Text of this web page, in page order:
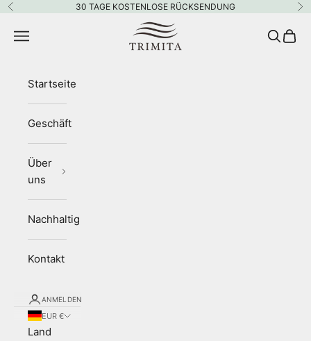
Zum Inhalt springen
Zurück 30 TAGE KOSTENLOSE RÜCKSENDUNG Vor
Menü Suchen
Startseite
Geschäft
Über
uns
Nachhaltigkeit
Kontakt
ANMELDEN
EUR €
Land